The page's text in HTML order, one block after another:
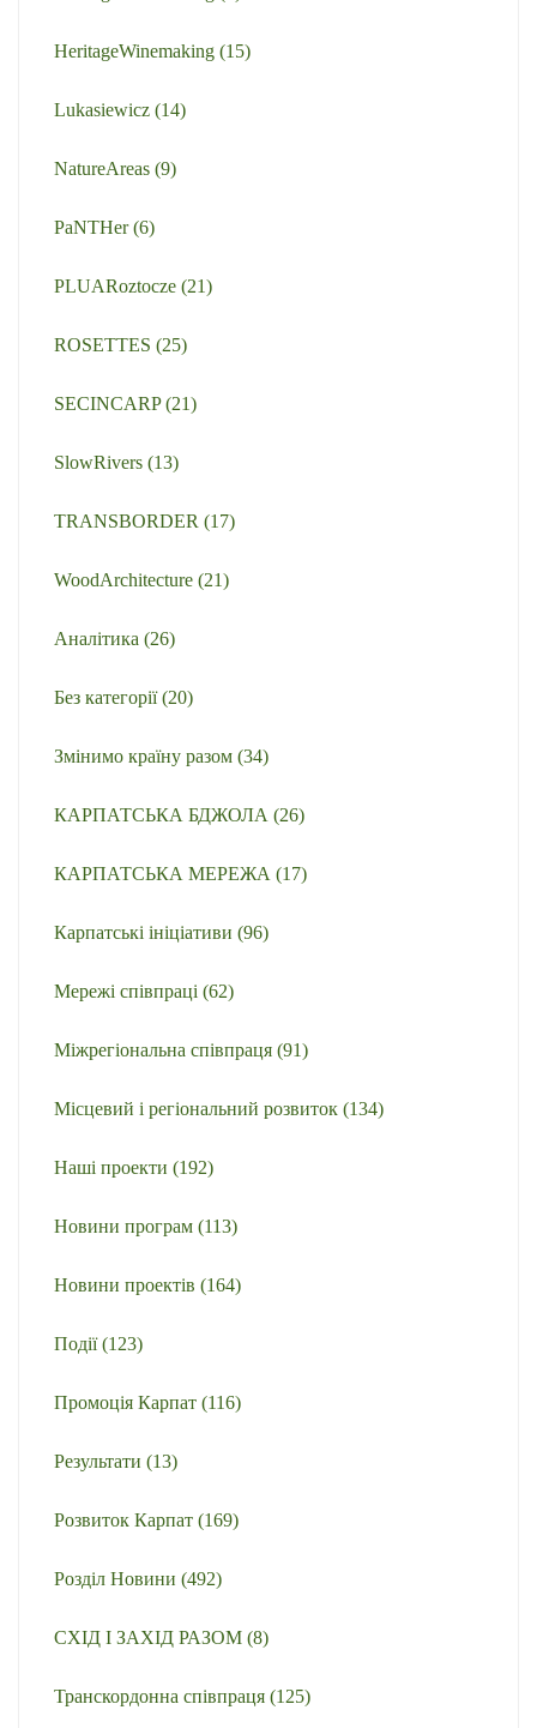
HeritageWinemaking (15)
Lukasiewicz (14)
NatureAreas (9)
PaNTHer(6)
PLUARoztocze (21)
ROSETTES (25)
SECINCARP(21)
SlowRivers (13)
TRANSBORDER (17)
WoodArchitecture (21)
Аналітика (26)
Без категорії(20)
Змінимо країну разом (34)
КАРПАТСЬКА БДЖОЛА (26)
КАРПАТСЬКА МЕРЕЖА (17)
Карпатські ініціативи (96)
Мережі співпраці (62)
Міжрегіональна співпраця (91)
Місцевий і регіональний розвиток (134)
Наші проекти (192)
Новини програм (113)
Новини проектів (164)
Події(123)
Промоція Карпат (116)
Результати (13)
Розвиток Карпат (169)
Розділ Новини (492)
СХІД І ЗАХІД РАЗОМ (8)
Транскордонна співпраця (125)